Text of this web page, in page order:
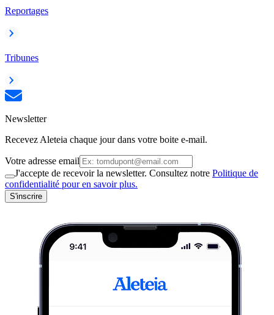
Reportages
Tribunes
Newsletter
Recevez Aleteia chaque jour dans votre boite e-mail.
Votre adresse email
J'accepte de recevoir la newsletter. Consultez notre Politique de
confidentialité pour en savoir plus.
S'inscrire